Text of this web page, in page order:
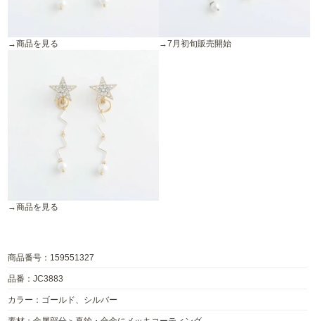
→商品を見る →7月初旬販売開始
→商品を見る
商品番号：159551327
品番：JC3883
カラー：ゴールド、シルバー